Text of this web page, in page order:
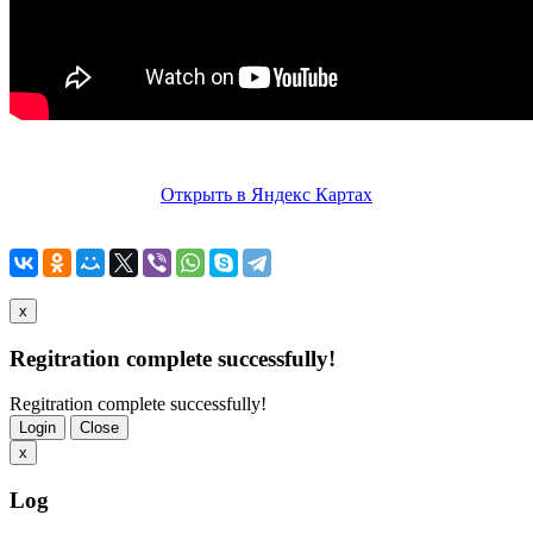
Открыть в Яндекс Картах
x
Regitration complete successfully!
Regitration complete successfully!
Login
Close
x
Log